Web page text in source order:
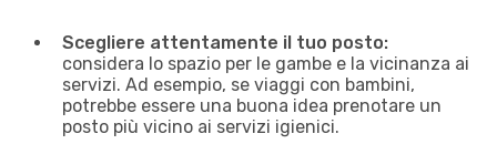
Scegliere attentamente il tuo posto:
considera lo spazio per le gambe e la vicinanza ai
servizi. Ad esempio, se viaggi con bambini,
potrebbe essere una buona idea prenotare un
posto più vicino ai servizi igienici.